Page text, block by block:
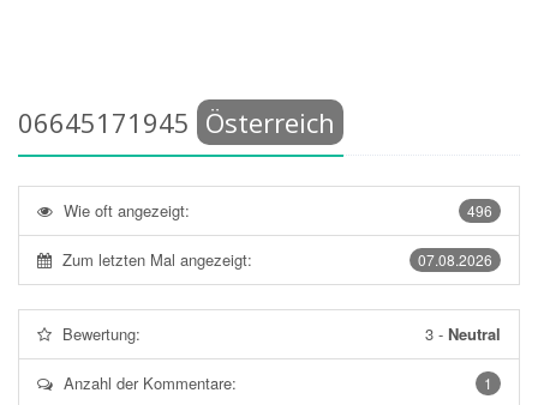
06645171945 Österreich
496
Wie oft angezeigt:
07.08.2026
Zum letzten Mal angezeigt:
Bewertung: 3 - Neutral
1
Anzahl der Kommentare: